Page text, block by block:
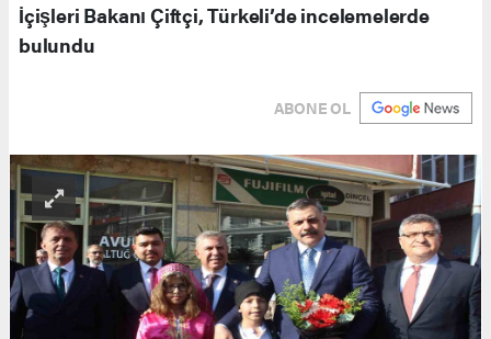
İçişleri Bakanı Çiftçi, Türkeli’de incelemelerde
bulundu
ABONE OL